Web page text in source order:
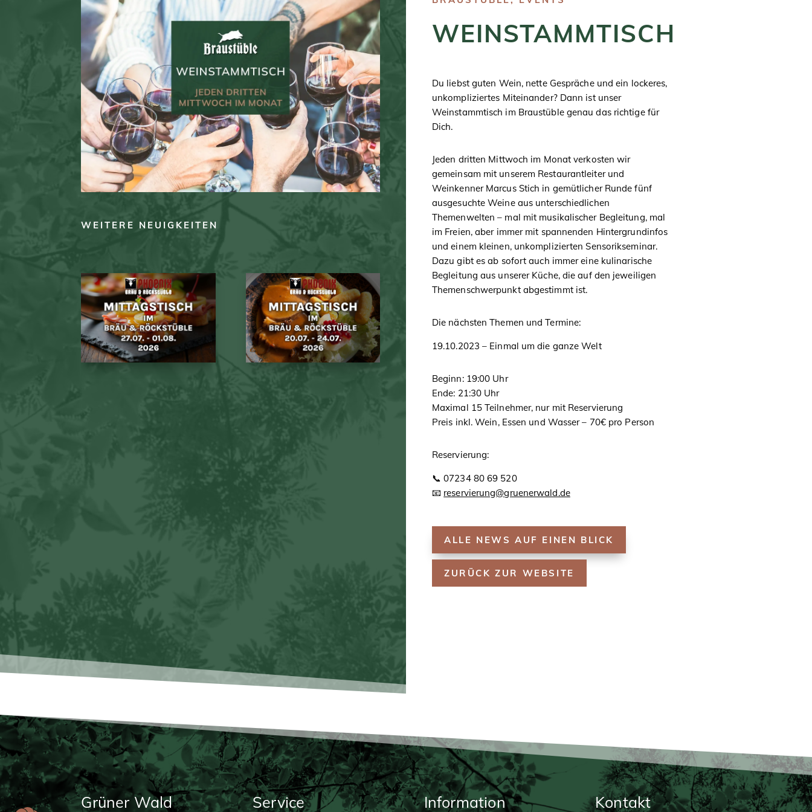
WEITERE NEUIGKEITEN
WEINSTAMMTISCH
Du liebst guten Wein, nette Gespräche und ein lockeres,
unkompliziertes Miteinander? Dann ist unser
Weinstammtisch im Braustüble genau das richtige für
Dich.
Jeden dritten Mittwoch im Monat verkosten wir
gemeinsam mit unserem Restaurantleiter und
Weinkenner Marcus Stich in gemütlicher Runde fünf
ausgesuchte Weine aus unterschiedlichen
Themenwelten – mal mit musikalischer Begleitung, mal
im Freien, aber immer mit spannenden Hintergrundinfos
und einem kleinen, unkomplizierten Sensorikseminar.
Dazu gibt es ab sofort auch immer eine kulinarische
Begleitung aus unserer Küche, die auf den jeweiligen
Themenschwerpunkt abgestimmt ist.
Die nächsten Themen und Termine:
19.10.2023 – Einmal um die ganze Welt
Beginn: 19:00 Uhr
Ende: 21:30 Uhr
Maximal 15 Teilnehmer, nur mit Reservierung
Preis inkl. Wein, Essen und Wasser – 70€ pro Person
Reservierung:
📞 07234 80 69 520
📧 reservierung@gruenerwald.de
ALLE NEWS AUF EINEN BLICK
ZURÜCK ZUR WEBSITE
Grüner Wald Service Information Kontakt